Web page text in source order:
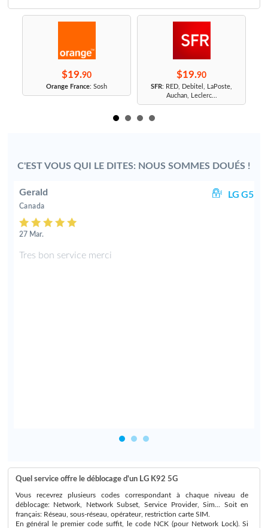
$19.90
Orange France: Sosh
$19.90
SFR: RED, Debitel, LaPoste,
Auchan, Leclerc...
C'EST VOUS QUI LE DITES: NOUS SOMMES DOUÉS !
Gerald LG G5
Canada
27 Mar.
Tres bon service merci
Quel service offre le déblocage d'un LG K92 5G
Vous recevrez plusieurs codes correspondant à chaque niveau de
déblocage: Network, Network Subset, Service Provider, Sim... Soit en
français: Réseau, sous-réseau, opérateur, restriction carte SIM.
En général le premier code suffit, le code NCK (pour Network Lock). Si